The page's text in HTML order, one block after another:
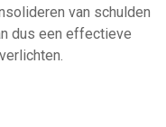
van schulden
dus een effectieve